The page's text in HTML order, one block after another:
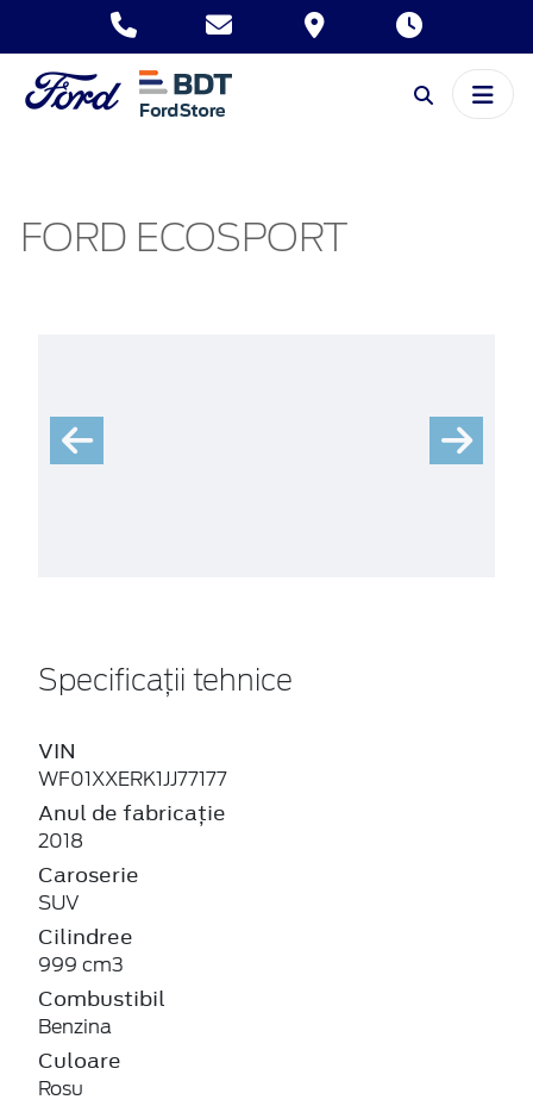
FORD ECOSPORT
Specificații tehnice
VIN
WF01XXERK1JJ77177
Anul de fabricație
2018
Caroserie
SUV
Cilindree
999 cm3
Combustibil
Benzina
Culoare
Rosu